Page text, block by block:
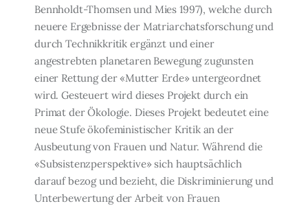
Bennholdt-Thomsen und Mies 1997), welche durch
neuere Ergebnisse der Matriarchatsforschung und
durch Technikkritik ergänzt und einer
angestrebten planetaren Bewegung zuguns­ten
einer Rettung der «Mutter Erde» untergeordnet
wird. Gesteuert wird dieses Projekt durch ein
Primat der Ökologie. Dieses Projekt bedeutet eine
neue Stufe ökofeministi­scher Kritik an der
Ausbeutung von Frauen und Natur. Während die
«Subsistenzper­spektive» sich hauptsächlich
darauf bezog und bezieht, die Diskriminierung und
Unter­bewertung der Arbeit von Frauen